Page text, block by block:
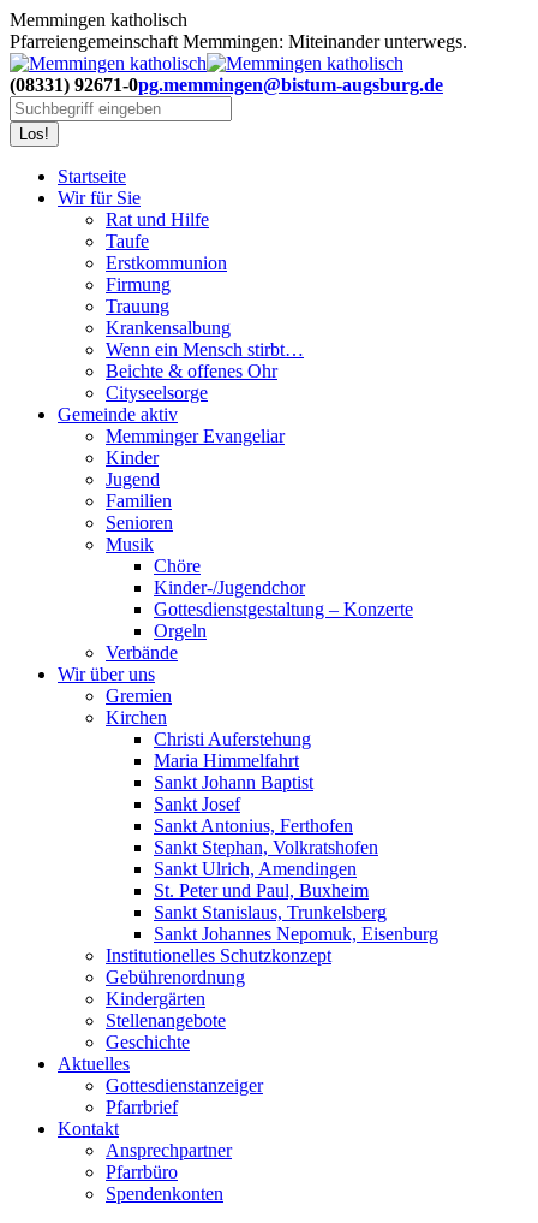
Zum
Inhalt
springen
Memmingen katholisch
Pfarreiengemeinschaft Memmingen: Miteinander unterwegs.
(08331) 92671-0pg.memmingen@bistum-augsburg.de
Search:
Startseite
Wir für Sie
Rat und Hilfe
Taufe
Erstkommunion
Firmung
Trauung
Krankensalbung
Wenn ein Mensch stirbt…
Beichte & offenes Ohr
Cityseelsorge
Gemeinde aktiv
Memminger Evangeliar
Kinder
Jugend
Familien
Senioren
Musik
Chöre
Kinder-/Jugendchor
Gottesdienstgestaltung – Konzerte
Orgeln
Verbände
Wir über uns
Gremien
Kirchen
Christi Auferstehung
Maria Himmelfahrt
Sankt Johann Baptist
Sankt Josef
Sankt Antonius, Ferthofen
Sankt Stephan, Volkratshofen
Sankt Ulrich, Amendingen
St. Peter und Paul, Buxheim
Sankt Stanislaus, Trunkelsberg
Sankt Johannes Nepomuk, Eisenburg
Institutionelles Schutzkonzept
Gebührenordnung
Kindergärten
Stellenangebote
Geschichte
Aktuelles
Gottesdienstanzeiger
Pfarrbrief
Kontakt
Ansprechpartner
Pfarrbüro
Spendenkonten